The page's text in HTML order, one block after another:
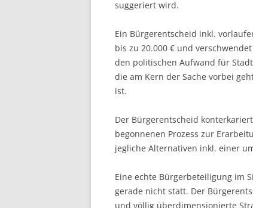
suggeriert wird.
Ein Bürgerentscheid inkl.
bis zu 20.000 € und
den politischen Aufwand für
die am Kern der Sache vorbei
ist.
Der Bürgerentscheid
begonnenen Prozess zur
jegliche Alternativen inkl. einer
Eine echte Bürgerbeteiligung im
gerade nicht statt. Der
und völlig überdimensionierte